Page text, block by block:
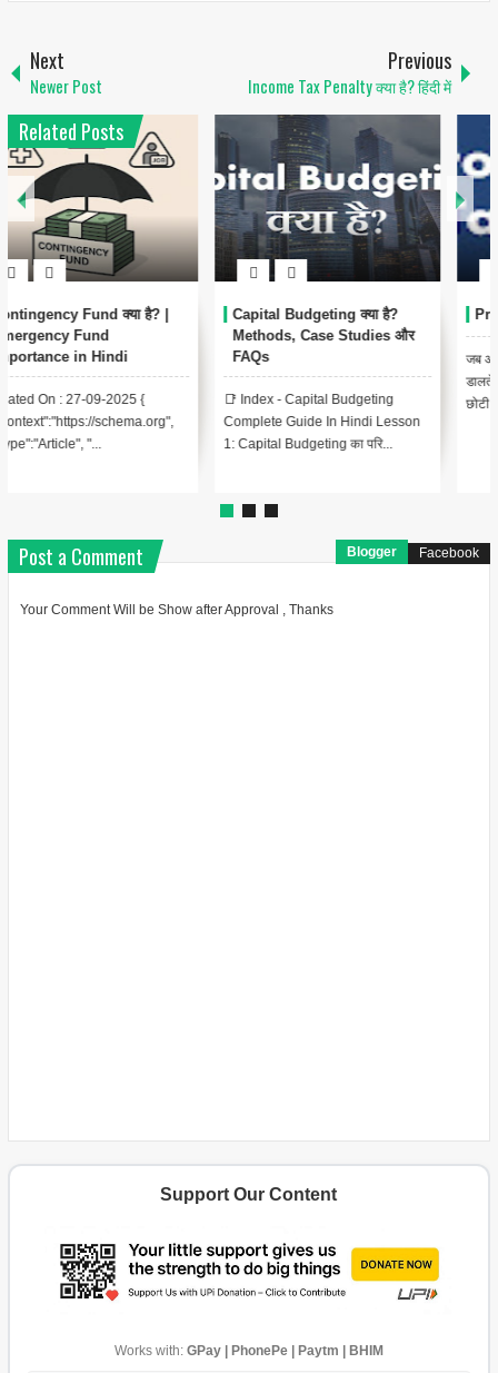
Next
Newer Post
Previous
Income Tax Penalty क्या है? हिंदी में
Related Posts
Professional tax क्या है?
जब आप अपने Salary Slip पर एक नज़र
डालते हैं, तो आप उस पर उल्लिखित एक
छोटी कटौती के साथ-साथ एचआरए, वा...
Savings Bank Interest पर
Income Tax क्या है?
बचत खाते लोगों के लिए अपने अतिरिक्त पैसे
को अलग रखने के सर्वोत्तम तरीकों में से एक
है। एक बचत खाता न...
Post a Comment Blogger Facebook
Your Comment Will be Show after Approval , Thanks
Support Our Content
Works with: GPay | PhonePe | Paytm | BHIM